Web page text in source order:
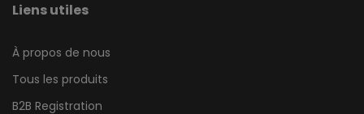
Liens utiles
À propos de nous
Tous les produits
B2B Registration